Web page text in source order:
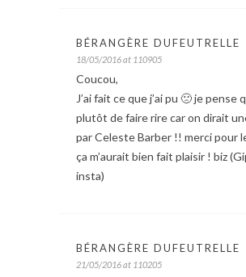
BÉRANGÈRE DUFEUTRELLE
18/05/2016 at 110905
Coucou,
J’ai fait ce que j’ai pu 🙁 je pense
plutôt de faire rire car on dirait
par Celeste Barber !! merci pour
ça m’aurait bien fait plaisir ! biz
insta)
BÉRANGÈRE DUFEUTRELLE
21/05/2016 at 110205